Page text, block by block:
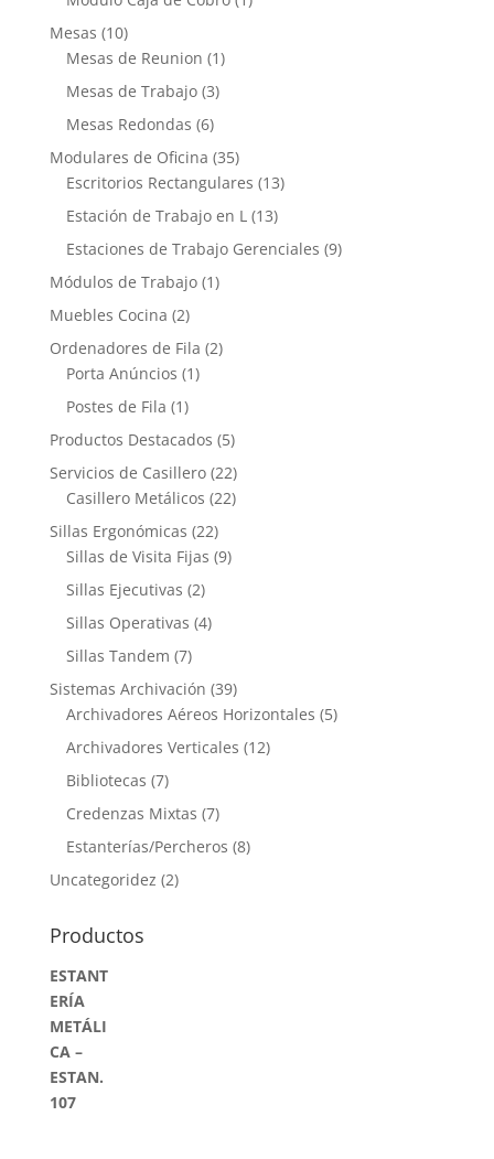
Mesas (10)
Mesas de Reunion (1)
Mesas de Trabajo (3)
Mesas Redondas (6)
Modulares de Oficina (35)
Escritorios Rectangulares (13)
Estación de Trabajo en L (13)
Estaciones de Trabajo Gerenciales (9)
Módulos de Trabajo (1)
Muebles Cocina (2)
Ordenadores de Fila (2)
Porta Anúncios (1)
Postes de Fila (1)
Productos Destacados (5)
Servicios de Casillero (22)
Casillero Metálicos (22)
Sillas Ergonómicas (22)
Sillas de Visita Fijas (9)
Sillas Ejecutivas (2)
Sillas Operativas (4)
Sillas Tandem (7)
Sistemas Archivación (39)
Archivadores Aéreos Horizontales (5)
Archivadores Verticales (12)
Bibliotecas (7)
Credenzas Mixtas (7)
Estanterías/Percheros (8)
Uncategoridez (2)
Productos
ESTANT
ERÍA
METÁLI
CA –
ESTAN.
107